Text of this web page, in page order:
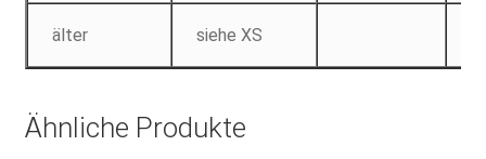
älter siehe XS
Ähnliche Produkte